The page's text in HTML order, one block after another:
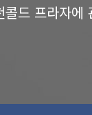
콜드 프라자에